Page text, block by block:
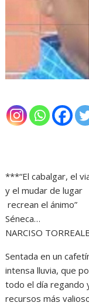
***“El cabalgar, el
y el mudar de lugar
recrean el ánimo”
Séneca…
NARCISO
Sentada en un
intensa lluvia, que
todo el día regando
recursos más